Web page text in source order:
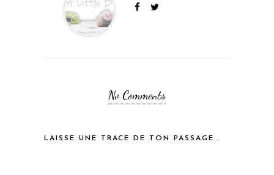
No Comments
LAISSE UNE TRACE DE TON PASSAGE...